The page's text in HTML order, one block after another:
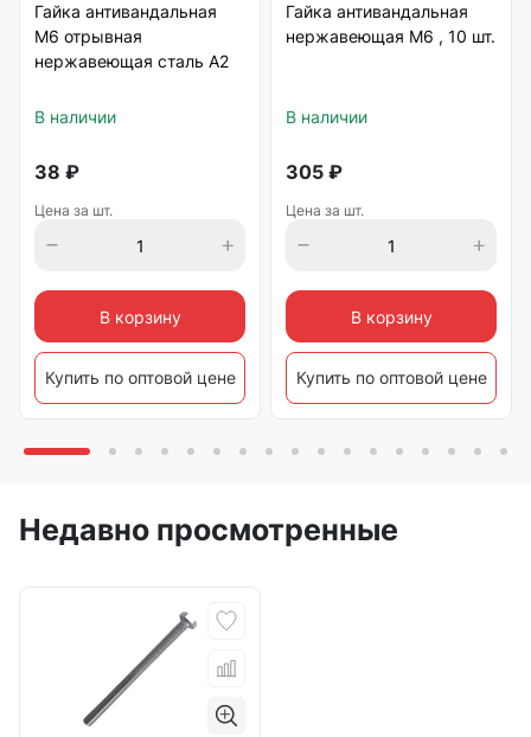
Гайка антивандальная
М6 отрывная
нержавеющая сталь А2
В наличии
38 ₽
Цена за шт.
В корзину
Купить по оптовой цене
Гайка антивандальная
нержавеющая М6 , 10 шт.
В наличии
305 ₽
Цена за шт.
В корзину
Купить по оптовой цене
Недавно просмотренные